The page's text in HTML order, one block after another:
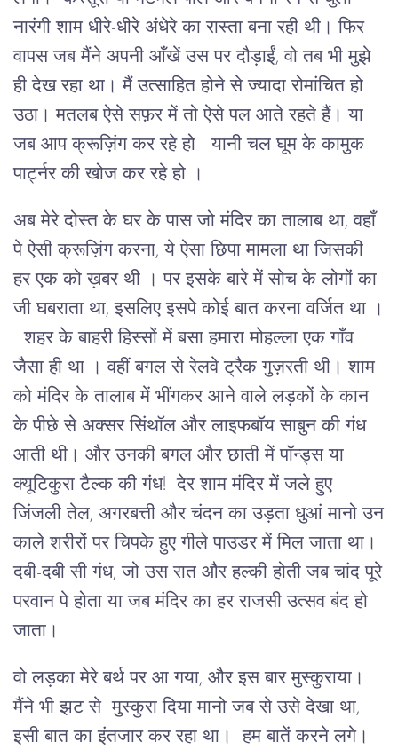
नारंगी शाम धीरे-धीरे अंधेरे का रास्ता बना रही थी। फिर
वापस जब मैंने अपनी आँखें उस पर दौड़ाईं, वो तब भी मुझे
ही देख रहा था। मैं उत्साहित होने से ज्यादा रोमांचित हो
उठा। मतलब ऐसे सफ़र में तो ऐसे पल आते रहते हैं। या
जब आप क्रूज़िंग कर रहे हो - यानी चल-घूम के कामुक
पार्ट्नर की खोज कर रहे हो ।
अब मेरे दोस्त के घर के पास जो मंदिर का तालाब था, वहाँ
पे ऐसी क्रूज़िंग करना, ये ऐसा छिपा मामला था जिसकी
हर एक को ख़बर थी । पर इसके बारे में सोच के लोगों का
जी घबराता था, इसलिए इसपे कोई बात करना वर्जित था ।
शहर के बाहरी हिस्सों में बसा हमारा मोहल्ला एक गाँव
जैसा ही था । वहीं बगल से रेलवे ट्रैक गुज़रती थी। शाम
को मंदिर के तालाब में भींगकर आने वाले लड़कों के कान
के पीछे से अक्सर सिंथॉल और लाइफबॉय साबुन की गंध
आती थी। और उनकी बगल और छाती में पॉन्ड्स या
क्यूटिकुरा टैल्क की गंध! देर शाम मंदिर में जले हुए
जिंजली तेल, अगरबत्ती और चंदन का उड़ता धुआं मानो उन
काले शरीरों पर चिपके हुए गीले पाउडर में मिल जाता था।
दबी-दबी सी गंध, जो उस रात और हल्की होती जब चांद पूरे
परवान पे होता या जब मंदिर का हर राजसी उत्सव बंद हो
जाता।
वो लड़का मेरे बर्थ पर आ गया, और इस बार मुस्कुराया।
मैंने भी झट से मुस्कुरा दिया मानो जब से उसे देखा था,
इसी बात का इंतजार कर रहा था। हम बातें करने लगे।